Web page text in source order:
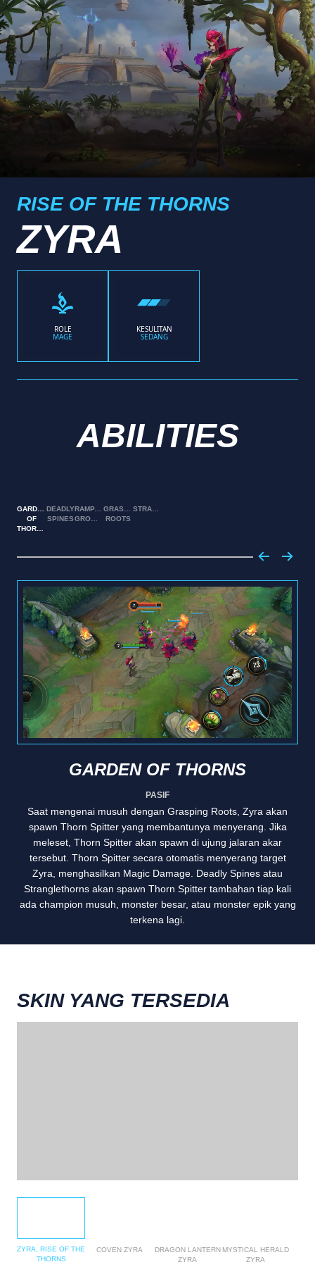
RISE OF THE THORNS
ZYRA
ROLE
MAGE
KESULITAN
SEDANG
ABILITIES
GARDEN
OF
DEADLY
SPINES
RAMPANTGRASPING
ROOTS
STRANGLETHORNS
GARDEN OF THORNS
PASIF
Saat mengenai musuh dengan Grasping Roots, Zyra akan
spawn Thorn Spitter yang membantunya menyerang. Jika
meleset, Thorn Spitter akan spawn di ujung jalaran akar
tersebut. Thorn Spitter secara otomatis menyerang target
Zyra, menghasilkan Magic Damage. Deadly Spines atau
Stranglethorns akan spawn Thorn Spitter tambahan tiap kali
ada champion musuh, monster besar, atau monster epik yang
terkena lagi.
SKIN YANG TERSEDIA
ZYRA, RISE OF THE
THORNS
COVEN ZYRA
DRAGON LANTERN
ZYRA
MYSTICAL HERALD
ZYRA